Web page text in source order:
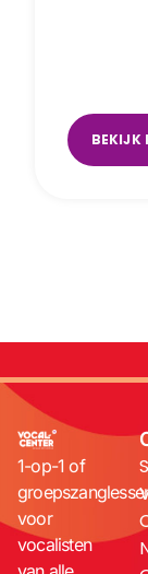
BEKIJK
1-op-1 of
voor
vocalisten